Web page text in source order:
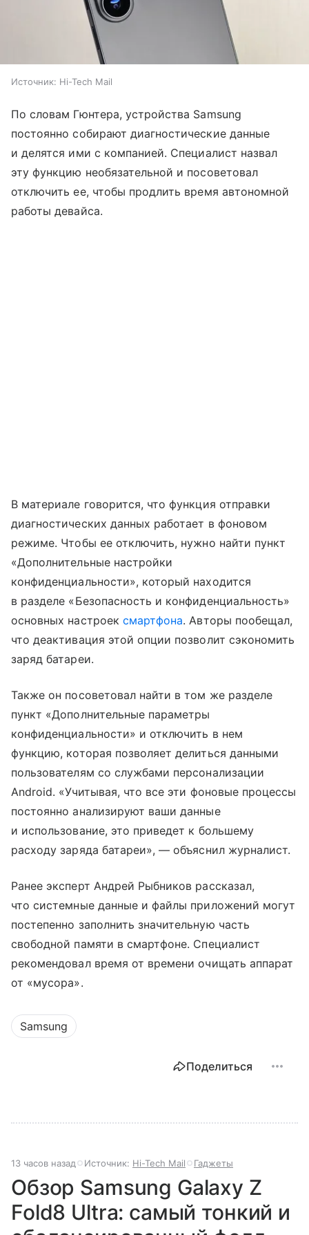
Источник: Hi-Tech Mail
По словам Гюнтера, устройства Samsung
постоянно собирают диагностические данные
и делятся ими с компанией. Специалист назвал
эту функцию необязательной и посоветовал
отключить ее, чтобы продлить время автономной
работы девайса.
В материале говорится, что функция отправки
диагностических данных работает в фоновом
режиме. Чтобы ее отключить, нужно найти пункт
«Дополнительные настройки
конфиденциальности», который находится
в разделе «Безопасность и конфиденциальность»
основных настроек смартфона. Авторы пообещал,
что деактивация этой опции позволит сэкономить
заряд батареи.
Также он посоветовал найти в том же разделе
пункт «Дополнительные параметры
конфиденциальности» и отключить в нем
функцию, которая позволяет делиться данными
пользователям со службами персонализации
Android. «Учитывая, что все эти фоновые процессы
постоянно анализируют ваши данные
и использование, это приведет к большему
расходу заряда батареи», — объяснил журналист.
Ранее эксперт Андрей Рыбников рассказал,
что системные данные и файлы приложений могут
постепенно заполнить значительную часть
свободной памяти в смартфоне. Специалист
рекомендовал время от времени очищать аппарат
от «мусора».
Samsung
Поделиться
13 часов назад Источник: Hi-Tech Mail Гаджеты
Обзор Samsung Galaxy Z
Fold8 Ultra: самый тонкий и